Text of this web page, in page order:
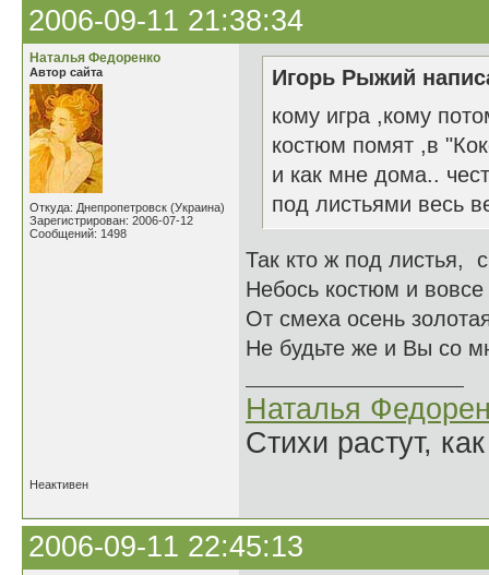
2006-09-11 21:38:34
Наталья Федоренко
Автор сайта
Откуда: Днепропетровск (Украина)
Зарегистрирован: 2006-07-12
Сообщений: 1498
Игорь Рыжий
кому игра ,кому
костюм помят ,в
и как мне дома..
под листьями весь
Так кто ж под листья,
Небось костюм и
От смеха осень
Не будьте же и Вы со
Наталья
Стихи растут,
Неактивен
2006-09-11 22:45:13